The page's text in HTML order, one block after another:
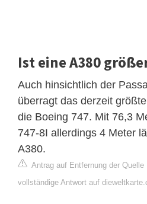
Ist eine A380
Auch hinsichtlich der
überragt das derzeit
die Boeing 747. Mit 76,3
747-8I allerdings 4 Meter
A380.
Antrag auf Entfernung der Quelle
vollständige Antwort auf